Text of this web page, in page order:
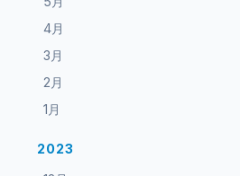
4月
3月
2月
1月
2023